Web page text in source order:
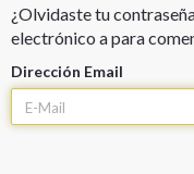
¿Olvidaste tu
electrónico a para
Dirección Email